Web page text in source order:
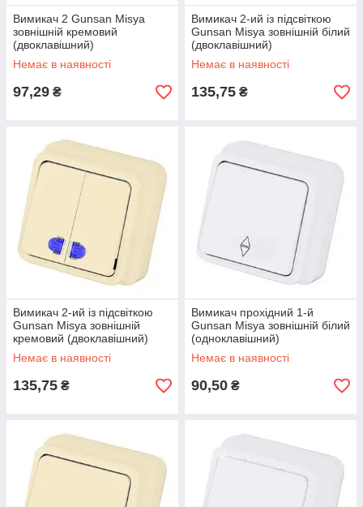
Вимикач 2 Gunsan Misya
зовнішній кремовий
(двоклавішний)
Немає в наявності
97,29 ₴
Вимикач 2-ий із підсвіткою
Gunsan Misya зовнішній білий
(двоклавішний)
Немає в наявності
135,75 ₴
Вимикач 2-ий із підсвіткою
Gunsan Misya зовнішній
кремовий (двоклавішний)
Немає в наявності
135,75 ₴
Вимикач прохідний 1-й
Gunsan Misya зовнішній білий
(одноклавішний)
Немає в наявності
90,50 ₴